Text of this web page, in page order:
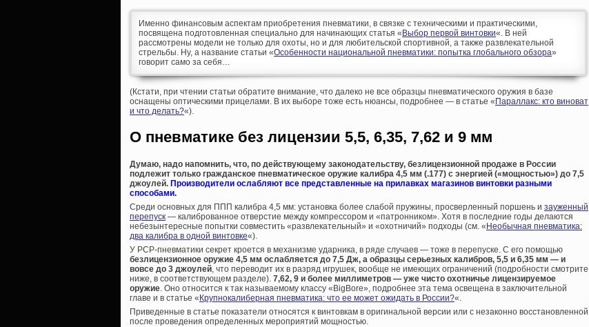
Именно финансовым аспектам приобретения пневматики, в связке с техническими и практическими,
посвящена подготовленная специально для начинающих статья « Выбор первой винтовки«. В ней
рассмотрены модели не только для охоты, но и для любительской спортивной, а также развлекательной
стрельбы. Ну, а название статьи «Особенности национальной пневматики: попытка глобального обзора»
говорит само за себя…
(Кстати, при чтении статьи обратите внимание, что далеко не все образцы пневматического оружия в базе
оснащены оптическими прицелами. В их выборе тоже есть нюансы, подробнее — в статье « Параллакс: кто виноват
и что делать?«).
О пневматике без лицензии 5,5, 6,35, 7,62 и 9 мм
Думаю, надо напомнить, что, по действующему законодательству, безлицензионной продаже в России
подлежит только гражданское пневматическое оружие калибра 4,5 мм (.177) с энергией («мощностью») до 7,5
джоулей. Производители ослабляют все представленные на прилавках магазинов винтовки разными
способами.
Среди основных для ППП калибра 4,5 мм: установка более слабой пружины, просверленный поршень и зауженный
перепуск — калиброванное отверстие между компрессором и «патронником». Хотя в последние годы делаются
небезынтересные попытки совместить «развлекательный» и «охотничий» подходы (см. «Необычная пневматика:
два калибра в одной винтовке«).
У PCP-пневматики секрет кроется в механизме ударника, в ряде случаев — тоже в перепуске. С его помощью
безлицензионное оружие 4,5 мм ослабляется до 7,5 Дж, а образцы серьезных калибров, 5,5 и 6,35 мм — и
вовсе до 3 джоулей , что переводит их в разряд игрушек, вообще не имеющих ограничений (подробности смотрите
ниже, в соответствующем разделе). 7,62, 9 и более миллиметров — уже чисто охотничье лицензируемое
оружие . Оно относится к так называемому классу «BigBore», подробнее эта тема освещена в заключительной
главе и в статье «Крупнокалиберная пневматика: что ее может ожидать в России?«.
Приведенные в статье показатели относятся к винтовкам в оригинальной версии или с незаконно восстановленной
после проведения определенных мероприятий мощностью.